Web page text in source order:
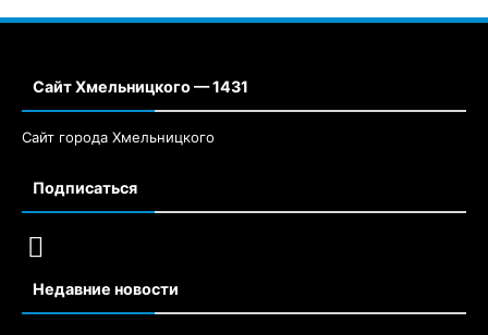
Сайт Хмельницкого — 1431
Сайт города Хмельницкого
Подписаться
Недавние новости